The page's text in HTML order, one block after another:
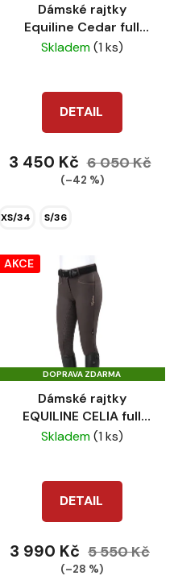
Dámské rajtky
Equiline Cedar full
grip sky blue
Skladem(1 ks)
DETAIL
3 450 Kč 6 050 Kč
(–42 %)
XS/34 S/36
AKCE
DOPRAVA ZDARMA
Dámské rajtky
EQUILINE CELIA full
grip brown
Skladem(1 ks)
DETAIL
3 990 Kč 5 550 Kč
(–28 %)